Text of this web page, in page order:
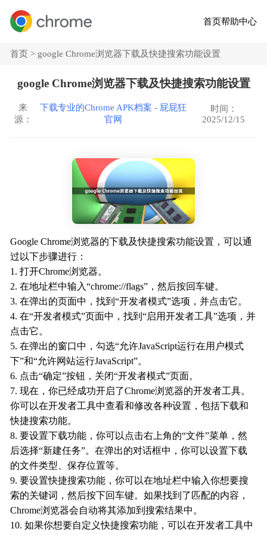
首页帮助中心
首页 > google Chrome浏览器下载及快捷搜索功能设置
google Chrome浏览器下载及快捷搜索功能设置
来
源：
下载专业的Chrome APK档案 - 屁屁狂
官网
时间：
2025/12/15
Google Chrome浏览器的下载及快捷搜索功能设置，可以通
过以下步骤进行：
1. 打开Chrome浏览器。
2. 在地址栏中输入“chrome://flags”，然后按回车键。
3. 在弹出的页面中，找到“开发者模式”选项，并点击它。
4. 在“开发者模式”页面中，找到“启用开发者工具”选项，并
点击它。
5. 在弹出的窗口中，勾选“允许JavaScript运行在用户模式
下”和“允许网站运行JavaScript”。
6. 点击“确定”按钮，关闭“开发者模式”页面。
7. 现在，你已经成功开启了Chrome浏览器的开发者工具。
你可以在开发者工具中查看和修改各种设置，包括下载和
快捷搜索功能。
8. 要设置下载功能，你可以点击右上角的“文件”菜单，然
后选择“新建任务”。在弹出的对话框中，你可以设置下载
的文件类型、保存位置等。
9. 要设置快捷搜索功能，你可以在地址栏中输入你想要搜
索的关键词，然后按下回车键。如果找到了匹配的内容，
Chrome浏览器会自动将其添加到搜索结果中。
10. 如果你想要自定义快捷搜索功能，可以在开发者工具中